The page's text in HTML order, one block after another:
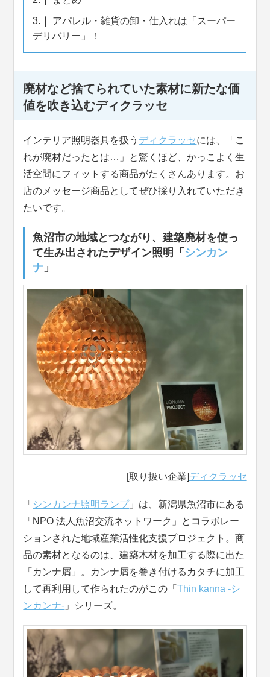
3.
アパレル・雑貨の卸・仕入れは「スーパー
デリバリー」！
廃材など捨てられていた素材に新たな価
値を吹き込むディクラッセ
インテリア照明器具を扱う ディクラッセには、「こ
れが廃材だったとは…」と驚くほど、かっこよく生
活空間にフィットする商品がたくさんあります。お
店のメッセージ商品としてぜひ採り入れていただき
たいです。
魚沼市の地域とつながり、建築廃材を使っ
て生み出されたデザイン照明「 シンカン
ナ 」
[取り扱い企業]ディクラッセ
「 シンカンナ照明ランプ」は、新潟県魚沼市にある
「NPO 法人魚沼交流ネットワーク」とコラボレー
ションされた地域産業活性化支援プロジェクト。商
品の素材となるのは、建築木材を加工する際に出た
「カンナ屑」。カンナ屑を巻き付けるカタチに加工
して再利用して作られたのがこの「Thin kanna -シ
ンカンナ- 」シリーズ。